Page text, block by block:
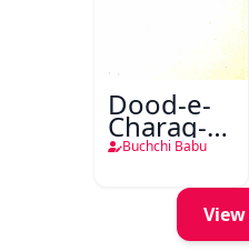
Dood-e-
Charag-e-
Mahfil
Buchchi Babu